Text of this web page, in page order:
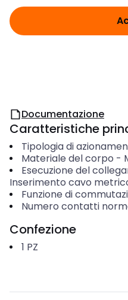
Documentazione
Caratteristiche
Tipologia di
Materiale del corpo -
Esecuzione del
Inserimento cavo
Funzione di
Numero contatti
Confezione
1 PZ